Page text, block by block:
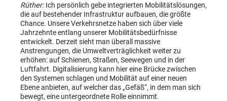
Rüther: Ich persönlich gebe integrierten Mobilitätslösungen,
die auf bestehender Infrastruktur aufbauen, die größte
Chance. Unsere Verkehrsnetze haben sich über viele
Jahrzehnte entlang unserer Mobilitätsbedürfnisse
entwickelt. Derzeit sieht man überall massive
Anstrengungen, die Umweltverträglichkeit weiter zu
erhöhen: auf Schienen, Straßen, Seewegen und in der
Luftfahrt. Digitalisierung kann hier eine Brücke zwischen
den Systemen schlagen und Mobilität auf einer neuen
Ebene anbieten, auf welcher das „Gefäß“, in dem man sich
bewegt, eine untergeordnete Rolle einnimmt.